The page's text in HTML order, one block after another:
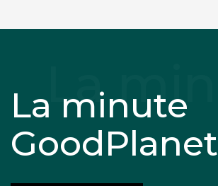
La minute
GoodPlanet